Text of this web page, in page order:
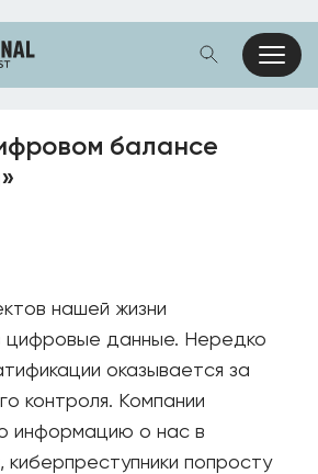
балансе
нашей жизни
данные. Нередко
оказывается за
контроля. Компании
информацию о нас в
киберпреступники попросту